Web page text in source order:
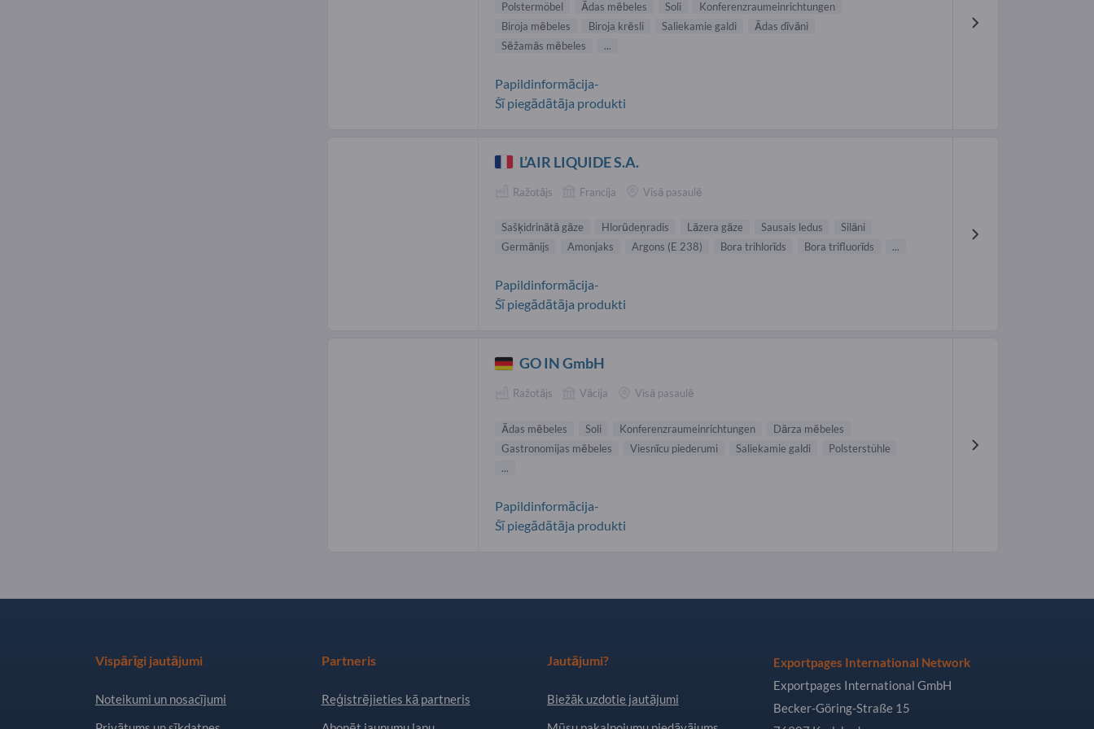
Polstermöbel Ādas mēbeles Soli
Konferenzraumeinrichtungen
Biroja mēbeles
Biroja krēsli Saliekamie galdi
Ādas dīvāni
Sēžamās mēbeles
...
Papildinformācija-
Šī piegādātāja produkti
L’AIR LIQUIDE S.A.
Ražotājs Francija Visā pasaulē
Sašķidrinātā gāze Hlorūdeņradis Lāzera gāze Sausais ledus
Silāni
Germānijs
Amonjaks Argons (E 238) Bora trihlorīds Bora trifluorīds ...
Papildinformācija-
Šī piegādātāja produkti
GO IN GmbH
Ražotājs Vācija Visā pasaulē
Ādas mēbeles Soli Konferenzraumeinrichtungen
Dārza mēbeles
Gastronomijas mēbeles
Viesnīcu piederumi Saliekamie galdi
Polsterstühle
...
Papildinformācija-
Šī piegādātāja produkti
Vispārīgi jautājumi
Noteikumi un nosacījumi
Partneris
Reģistrējieties kā partneris
Jautājumi?
Biežāk uzdotie jautājumi
Exportpages International Network
Exportpages International GmbH
Becker-Göring-Straße 15